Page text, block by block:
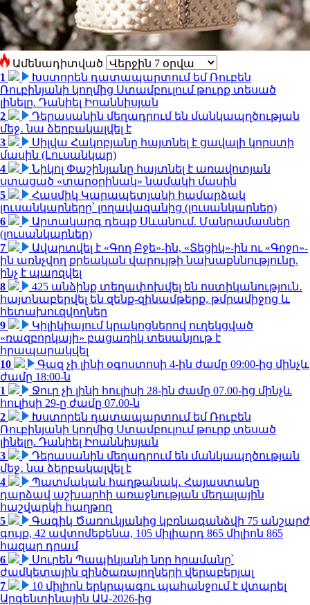
Ամենադիտված
1
Խստորեն դատապարտում եմ Ռուբեն
Ռուբինյանի կողմից Ստամբուլում թուրք տեսած
լինելը. Դանիել Իոաննիսյան
2
Դերասանին մեղադրում են մանկապղծության
մեջ․ նա ձերբակալվել է
3
Սիլվա Հակոբյանը հայտնել է ցավալի կորստի
մասին (Լուսանկար)
4
Նիկոլ Փաշինյանը հայտնել է առավոտյան
ստացած «տարօրինակ» նամակի մասին
5
Հասմիկ Կարապետյանի համարձակ
լուսանկարները՝ լողավազանից (լուսանկարներ)
6
Արտակարգ դեպք Սևանում. Մանրամասներ
(լուսանկարներ)
7
Ավարտվել է «Գող Բջե»-ին, «Տեցիկ»-ին ու «Գոջո»-
ին առնչվող քրեական վարույթի նախաքննությունը.
ինչ է պարզվել
8
425 անձինք տեղափոխվել են ոստիկանություն․
հայտնաբերվել են զենք-զինամթերք, թմրամիջոց և
հետախուզվողներ
9
Կիլիկիայում կրակոցներով ուղեկցված
«ռազբորկայի» բացառիկ տեսանյութ է
հրապարակվել
10
Գազ չի լինի օգոստոսի 4-ին ժամը 09:00-ից մինչև
ժամը 18:00-ն
1
Ջուր չի լինի հուլիսի 28-ին ժամը 07.00-ից մինչև
հուլիսի 29-ը ժամը 07.00-ն
2
Խստորեն դատապարտում եմ Ռուբեն
Ռուբինյանի կողմից Ստամբուլում թուրք տեսած
լինելը. Դանիել Իոաննիսյան
3
Դերասանին մեղադրում են մանկապղծության
մեջ․ նա ձերբակալվել է
4
Պատմական հաղթանակ․ Հայաստանը
դարձավ աշխարհի առաջնության մեդալային
հաշվարկի հաղթող
5
Գագիկ Ծառուկյանից կբռնագանձվի 75 անշարժ
գույք, 42 ավտոմեքենա, 105 միլիարդ 865 միլիոն 865
հազար դրամ
6
Սուրեն Պապիկյանի նոր հրամանը՝
ժամկետային զինծառայողների վերաբերյալ
7
10 միլիոն երկրպագու պահանջում է վտարել
Արգենտինային ԱԱ-2026-ից